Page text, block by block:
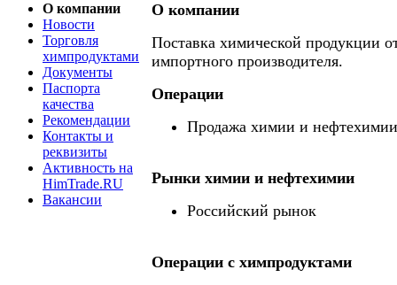
О компании
Новости
Торговля
химпродуктами
Документы
Паспорта
качества
Рекомендации
Контакты и
реквизиты
Активность на
HimTrade.RU
Вакансии
О компании
Поставка химической продукции
импортного производителя.
Операции
Продажа химии и нефтехимии
Рынки химии и нефтехимии
Российский рынок
Операции c химпродуктами